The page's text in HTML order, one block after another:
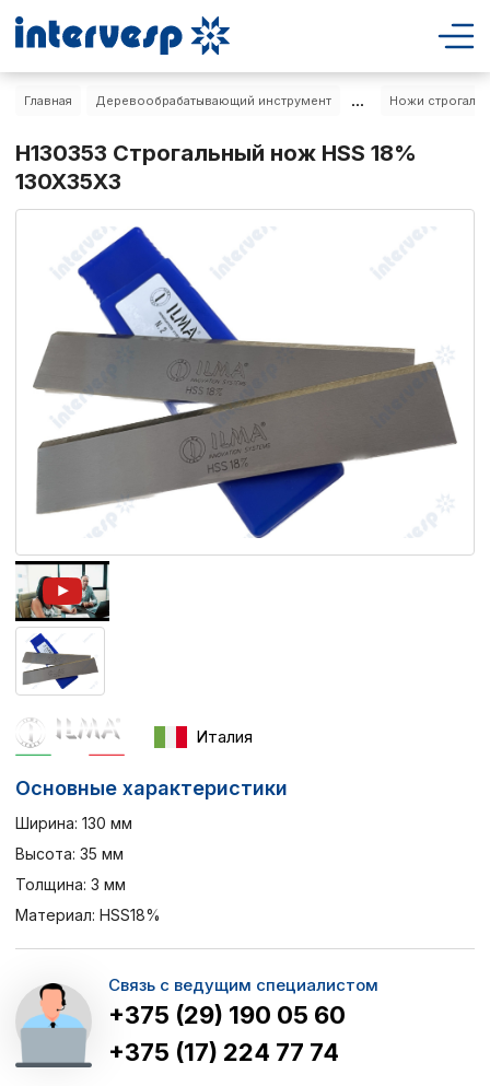
Главная Деревообрабатывающий инструмент ... Ножи
H130353 Строгальный нож HSS 18%
130X35X3
Италия
Основные характеристики
Ширина: 130 мм
Высота: 35 мм
Толщина: 3 мм
Материал: HSS18%
Связь с ведущим специалистом
+375 (29) 190 05 60
+375 (17) 224 77 74